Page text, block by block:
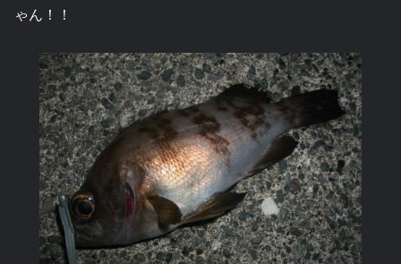
ゃん！！